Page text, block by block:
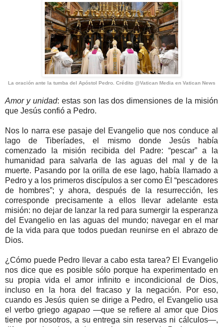
La oración ante la tumba del Apóstol Pedro. Crédito @Vatican Media en Vatican News
Amor y unidad: estas son las dos dimensiones de la misión
que Jesús confió a Pedro.
Nos lo narra ese pasaje del Evangelio que nos conduce al
lago de Tiberíades, el mismo donde Jesús había
comenzado la misión recibida del Padre: “pescar” a la
humanidad para salvarla de las aguas del mal y de la
muerte. Pasando por la orilla de ese lago, había llamado a
Pedro y a los primeros discípulos a ser como Él “pescadores
de hombres”; y ahora, después de la resurrección, les
corresponde precisamente a ellos llevar adelante esta
misión: no dejar de lanzar la red para sumergir la esperanza
del Evangelio en las aguas del mundo; navegar en el mar
de la vida para que todos puedan reunirse en el abrazo de
Dios.
¿Cómo puede Pedro llevar a cabo esta tarea? El Evangelio
nos dice que es posible sólo porque ha experimentado en
su propia vida el amor infinito e incondicional de Dios,
incluso en la hora del fracaso y la negación. Por eso,
cuando es Jesús quien se dirige a Pedro, el Evangelio usa
el verbo griego agapao—que se refiere al amor que Dios
tiene por nosotros, a su entrega sin reservas ni cálculos—,